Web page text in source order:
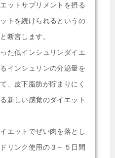
ットサプリメントを摂る
トを続けられるというの
断言します。
た低インシュリンダイエ
インシュリンの分泌量を
、皮下脂肪が貯まりにく
新しい感覚のダイエット
エットでぜい肉を落とし
リンク使用の３～５日間